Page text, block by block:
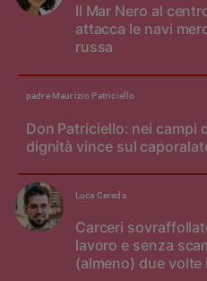
Il Mar Nero al
attacca le navi
russa
Don Patriciello: nei campi
dignità vince sul
padre Maurizio Patriciello
Carceri
lavoro e senza
(almeno) due volte
Luca Cereda